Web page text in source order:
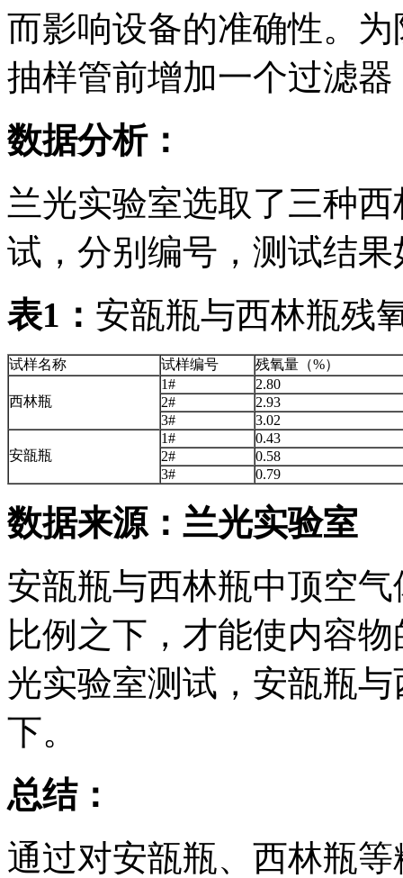
而影响设备的准确性。
抽样管前增加一个过滤
数据分析：
兰光实验室选取了三种
试，分别编号，测试结
表1 ： 安瓿瓶与西林瓶残
试样名称 试样编号 残氧量（%）
西林瓶
1#
2.80
2#
2.93
3#
3.02
安瓿瓶
1#
0.43
2#
0.58
3#
0.79
数据来源：兰光实验室
安瓿瓶与西林瓶中顶空
比例之下，才能使内容
光实验室测试，安瓿瓶
下。
总结：
通过对安瓿瓶、西林瓶